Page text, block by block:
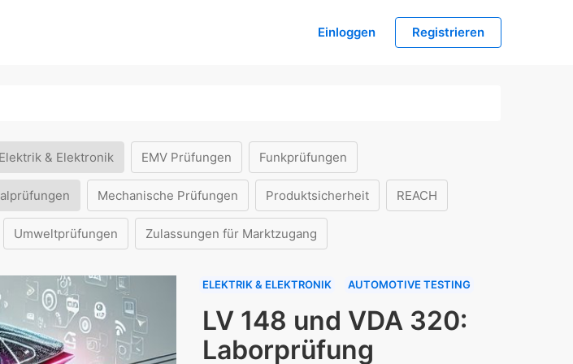
Einloggen Registrieren
Elektrik & Elektronik EMV Prüfungen Funkprüfungen
Mechanische Prüfungen Produktsicherheit REACH
Umweltprüfungen Zulassungen für Marktzugang
ELEKTRIK & ELEKTRONIK AUTOMOTIVE TESTING
LV 148 und VDA 320:
Laborprüfung